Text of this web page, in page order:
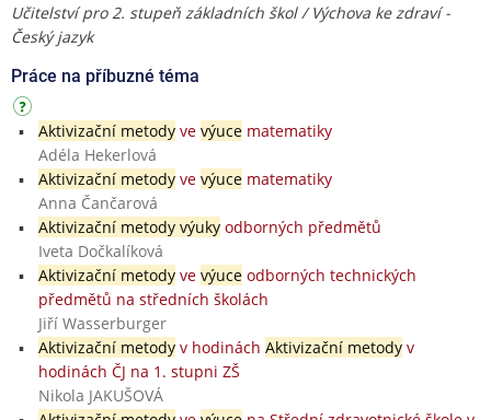
Učitelství pro 2. stupeň základních škol / Výchova ke zdraví -
Český jazyk
Práce na příbuzné téma
Aktivizační metodyve výucematematiky
Adéla Hekerlová
Aktivizační metodyve výucematematiky
Anna Čančarová
Aktivizační metody výukyodborných předmětů
Iveta Dočkalíková
Aktivizační metodyve výuceodborných technických
předmětů na středních školách
Jiří Wasserburger
Aktivizační metodyv hodinách Aktivizační metodyv
hodinách ČJ na 1. stupni ZŠ
Nikola JAKUŠOVÁ